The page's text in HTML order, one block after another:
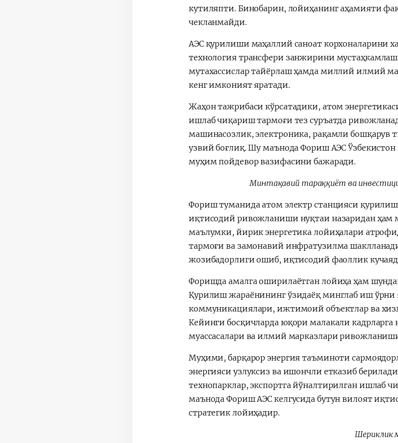
кутиляпти. Бинобарин, лойиҳанинг аҳамияти
чекланмайди.
АЭС қурилиши маҳаллий саноат корхоналарини
технология трансфери занжирини
мутахассислар тайёрлаш ҳамда миллий илмий
кенг имконият яратади.
Жаҳон тажрибаси кўрсатадики, атом
ишлаб чиқариш тармоғи тез суръатда
машинасозлик, электроника, рақамли
узвий боғлиқ. Шу маънода Фориш АЭС
муҳим пойдевор вазифасини бажаради.
Минтақавий тараққиёт ва
Фориш туманида атом электр станцияси
иқтисодий ривожланиши нуқтаи назаридан ҳам
маълумки, йирик энергетика лойиҳалари
тармоғи ва замонавий инфратузилма
жозибадорлиги ошиб, иқтисодий фаоллик
Форишда амалга оширилаётган лойиҳа ҳам
Қурилиш жараёнининг ўзидаёқ минглаб иш ўрни
коммуникациялари, ижтимоий объектлар ва
Кейинги босқичларда юқори малакали
муассасалари ва илмий марказлари
Муҳими, барқарор энергия таъминоти
энергияси узлуксиз ва ишончли етказиб
технопарклар, экспортга йўналтирилган ишлаб
маънода Фориш АЭС келгусида бутун вилоят
стратегик лойиҳадир.
Шериклик